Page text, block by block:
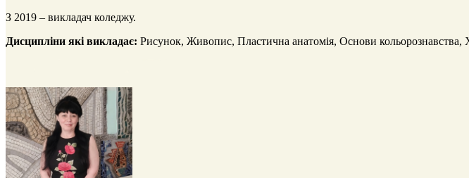
З 2019 – викладач коледжу.
Дисципліни які викладає: Рисунок, Живопис, Пластична анатомія, Основи